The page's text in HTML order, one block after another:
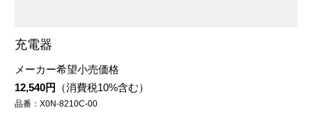
充電器
メーカー希望小売価格
12,540円
（消費税10%含む）
品番：X0N-8210C-00